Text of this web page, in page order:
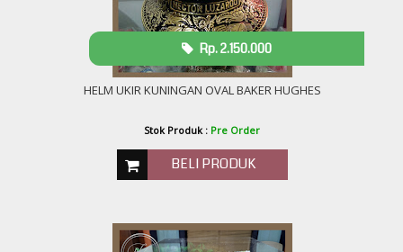
HELM UKIR KUNINGAN OVAL BAKER HUGHES
Rp. 2.150.000
Stok Produk : Pre Order
BELI PRODUK